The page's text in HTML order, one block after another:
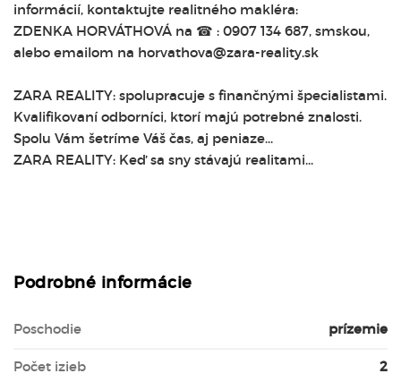
informácií, kontaktujte realitného makléra:
ZDENKA HORVÁTHOVÁ na ☎ : 0907 134 687, smskou,
alebo emailom na horvathova@zara-reality.sk
ZARA REALITY: spolupracuje s finančnými špecialistami.
Kvalifikovaní odborníci, ktorí majú potrebné znalosti.
Spolu Vám šetríme Váš čas, aj peniaze...
ZARA REALITY: Keď sa sny stávajú realitami...
Podrobné informácie
Poschodie prízemie
Počet izieb 2